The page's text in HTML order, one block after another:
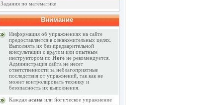
Задания по математике
Внимание
Информация об упражнениях на сайте
предоставляется в ознакомительных целях.
Выполнять их без предварительной
консультации с врачом или опытным
инструктором по Йогене рекомендуется.
Администрация сайта не несет
ответственности за неблагоприятные
последствия от упражнений, так как не
может контролировать технику и
безопасность их выполнения.
Каждая асана или йогическое упражнение